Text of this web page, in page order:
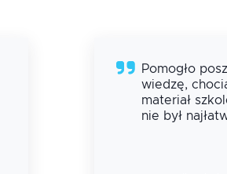
Pomogło
wiedzę,
materiał
nie był